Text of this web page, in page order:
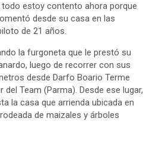
estoy contento ahora porque
desde su casa en las
de 21 años.
la furgoneta que le prestó su
luego de recorrer con sus
desde Darfo Boario Terme
del Team (Parma). Desde ese lugar,
la casa que arrienda ubicada en
de maizales y árboles